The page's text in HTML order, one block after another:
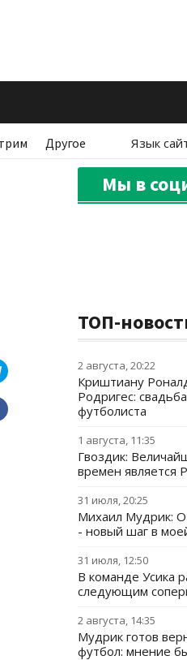
Другое Язык
Мы в
ТОП-
2 августа, 20:22
Криштиану
Родригес:
футболиста
1 августа, 11:35
Гвоздик:
времен является
31 июля, 20:25
Михаил Мудрик:
- новый шаг в
31 июля, 12:50
В команде Усика
следующим
2 августа, 14:35
Мудрик готов
футбол: мнение